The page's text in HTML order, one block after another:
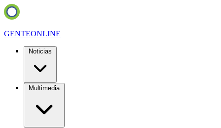
GENTEONLINE
Noticias
Multimedia